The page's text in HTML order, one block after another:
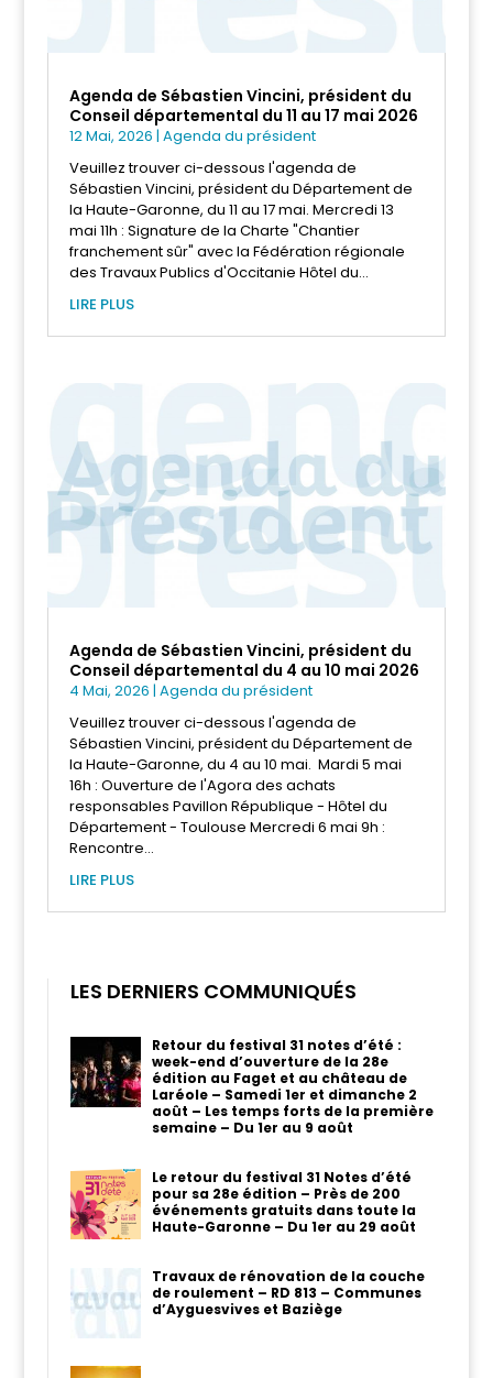
Agenda de Sébastien Vincini, président du
Conseil départemental du 11 au 17 mai 2026
12 Mai, 2026 | Agenda du président
Veuillez trouver ci-dessous l'agenda de
Sébastien Vincini, président du Département de
la Haute-Garonne, du 11 au 17 mai. Mercredi 13
mai 11h : Signature de la Charte "Chantier
franchement sûr" avec la Fédération régionale
des Travaux Publics d'Occitanie Hôtel du...
LIRE PLUS
Agenda de Sébastien Vincini, président du
Conseil départemental du 4 au 10 mai 2026
4 Mai, 2026 | Agenda du président
Veuillez trouver ci-dessous l'agenda de
Sébastien Vincini, président du Département de
la Haute-Garonne, du 4 au 10 mai. Mardi 5 mai
16h : Ouverture de l'Agora des achats
responsables Pavillon République - Hôtel du
Département - Toulouse Mercredi 6 mai 9h :
Rencontre...
LIRE PLUS
LES DERNIERS COMMUNIQUÉS
Retour du festival 31 notes d’été :
week-end d’ouverture de la 28e
édition au Faget et au château de
Laréole – Samedi 1er et dimanche 2
août – Les temps forts de la première
semaine – Du 1er au 9 août
Le retour du festival 31 Notes d’été
pour sa 28e édition – Près de 200
événements gratuits dans toute la
Haute-Garonne – Du 1er au 29 août
Travaux de rénovation de la couche
de roulement – RD 813 – Communes
d’Ayguesvives et Baziège